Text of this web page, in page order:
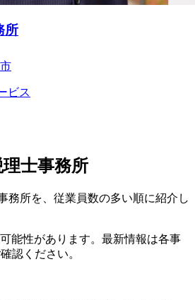
所
ビス
士事務所
務所を、従業員数の多い順に紹介し
能性があります。最新情報は各事
認ください。